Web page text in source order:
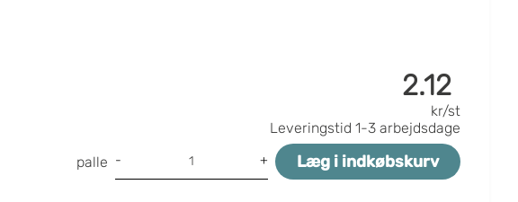
2.12
kr/st
Leveringstid 1-3 arbejdsdage
palle - + Læg i indkøbskurv